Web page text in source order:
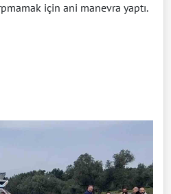
için ani manevra yaptı.